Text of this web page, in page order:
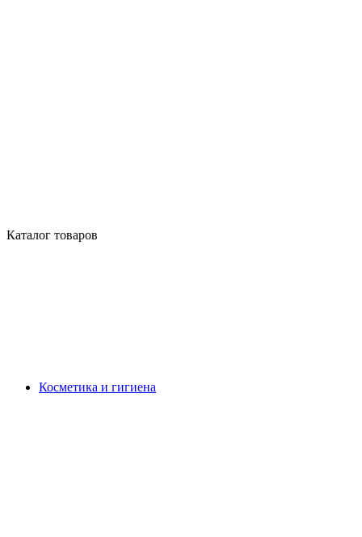
Каталог товаров
Косметика и гигиена